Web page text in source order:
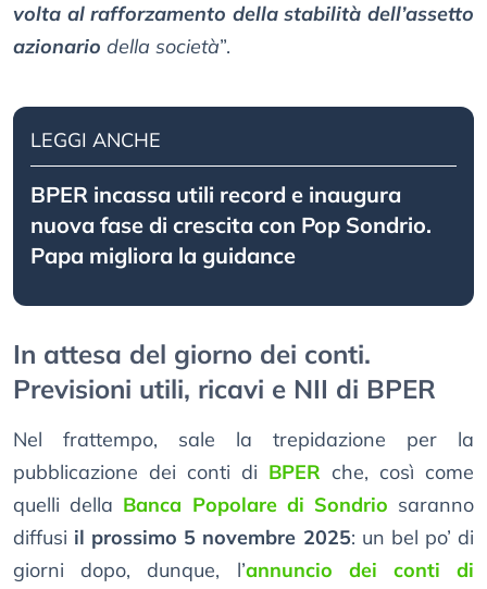
volta al rafforzamento della stabilità dell’assetto
azionario della società”.
LEGGI ANCHE
BPER incassa utili record e inaugura
nuova fase di crescita con Pop Sondrio.
Papa migliora la guidance
In attesa del giorno dei conti.
Previsioni utili, ricavi e NII di BPER
Nel frattempo, sale la trepidazione per la
pubblicazione dei conti di BPER che, così come
quelli della Banca Popolare di Sondrio saranno
diffusi il prossimo 5 novembre 2025: un bel po’ di
giorni dopo, dunque, l’annuncio dei conti di